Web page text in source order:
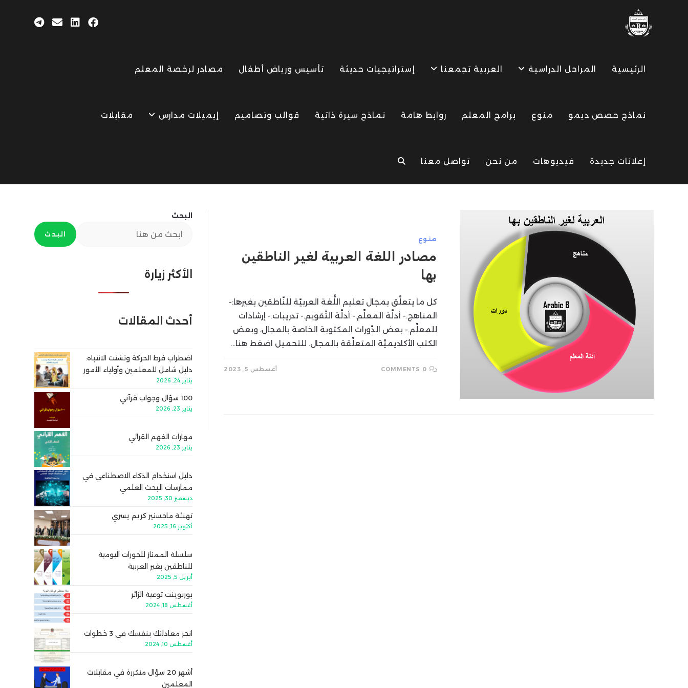
الرئيسية المراحل الدراسية العربية تجمعنا إستراتيجيات حديثة تأسيس ورياض أطفال مصادر لرخصة المعلم
نماذج حصص ديمو منوع برامج المعلم روابط هامة نماذج سيرة ذاتية قوالب وتصاميم إيميلات مدارس مقابلات
إعلانات جديدة فيديوهات من نحن تواصل معنا TOGGLE
SEARCH
منوع
مصادر اللغة العربية لغير الناطقين
بها
كل ما يتعلَّق بمجال تعليم اللُّغة العربيَّة للنَّاطقين بغيرها:-
المناهج.- أدلَّة المعلِّم.- أدلَّة التَّقويم.- تدريبات.- إرشادات
للمعلِّم.- بعض الدَّورات المكتوبة الخاصة بالمجال، وبعض
الكتب الأكاديميَّة المتعلِّقة بالمجال. للتحميل اضغط هنا…
0 COMMENTS أغسطس 5, 2023
البحث
البحث
الأكثر زيارة
أحدث المقالات
اضطراب فرط الحركة وتشتت الانتباه:
دليل شامل للمعلمين وأولياء الأمور
يناير 24, 2026
100 سؤال وجواب قرآني
يناير 23, 2026
مهارات الفهم القرائي
يناير 23, 2026
دليل استخدام الذكاء الاصطناعي في
ممارسات البحث العلمي
ديسمبر 30, 2025
تهنئة ماجستير كريم يسري
أكتوبر 16, 2025
سلسلة الممتاز للحورات اليومية
للناطقين بغير العربية
أبريل 5, 2025
بوربوينت توعية الزائر
أغسطس 18, 2024
انجز معادلتك بنفسك في 3 خطوات
أغسطس 10, 2024
أشهر 20 سؤال متكررة في مقابلات
المعلمين